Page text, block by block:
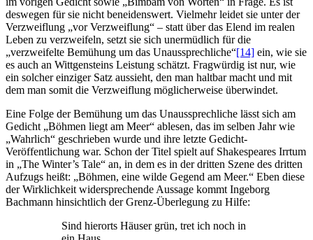
deswegen für sie nicht beneidenswert. Vielmehr leidet sie unter der
Verzweiflung „vor Verzweiflung“ – statt über das Elend im realen
Leben zu verzweifeln, setzt sie sich unermüdlich für die
„verzweifelte Bemühung um das Unaussprechliche“[14] ein, wie sie
es auch an Wittgensteins Leistung schätzt. Fragwürdig ist nur, wie
ein solcher einziger Satz aussieht, den man haltbar macht und mit
dem man somit die Verzweiflung möglicherweise überwindet.
Eine Folge der Bemühung um das Unaussprechliche lässt sich am
Gedicht „Böhmen liegt am Meer“ ablesen, das im selben Jahr wie
„Wahrlich“ geschrieben wurde und ihre letzte Gedicht-
Veröffentlichung war. Schon der Titel spielt auf Shakespeares Irrtum
in „The Winter’s Tale“ an, in dem es in der dritten Szene des dritten
Aufzugs heißt: „Böhmen, eine wilde Gegend am Meer.“ Eben diese
der Wirklichkeit widersprechende Aussage kommt Ingeborg
Bachmann hinsichtlich der Grenz-Überlegung zu Hilfe:
Sind hierorts Häuser grün, tret ich noch in